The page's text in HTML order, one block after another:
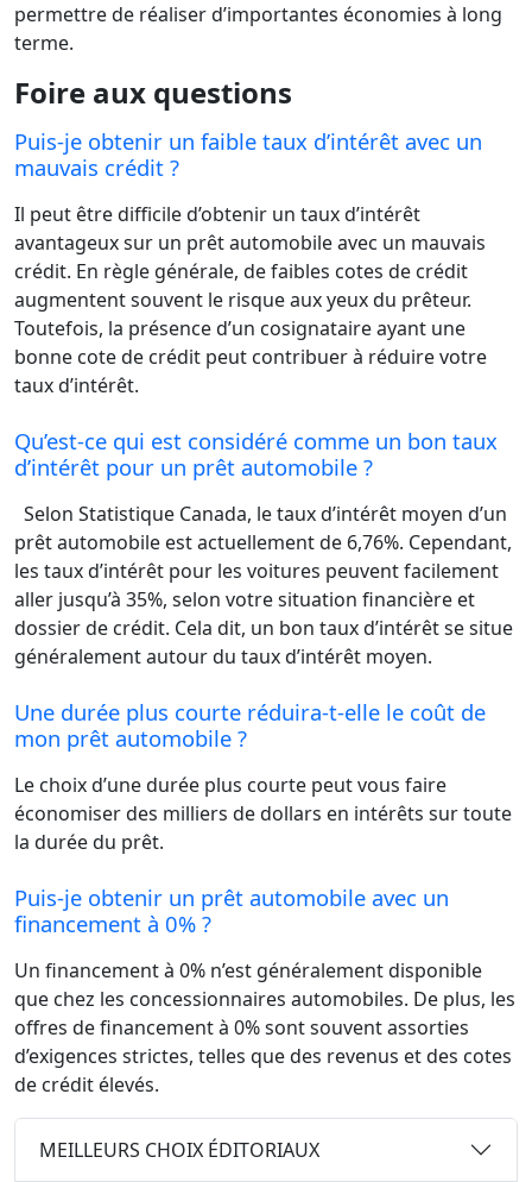
permettre de réaliser d’importantes économies à long
terme.
Foire aux questions
Puis-je obtenir un faible taux d’intérêt avec un
mauvais crédit ?
Il peut être difficile d’obtenir un taux d’intérêt
avantageux sur un prêt automobile avec un mauvais
crédit. En règle générale, de faibles cotes de crédit
augmentent souvent le risque aux yeux du prêteur.
Toutefois, la présence d’un cosignataire ayant une
bonne cote de crédit peut contribuer à réduire votre
taux d’intérêt.
Qu’est-ce qui est considéré comme un bon taux
d’intérêt pour un prêt automobile ?
Selon Statistique Canada, le taux d’intérêt moyen d’un
prêt automobile est actuellement de 6,76%. Cependant,
les taux d’intérêt pour les voitures peuvent facilement
aller jusqu’à 35%, selon votre situation financière et
dossier de crédit. Cela dit, un bon taux d’intérêt se situe
généralement autour du taux d’intérêt moyen.
Une durée plus courte réduira-t-elle le coût de
mon prêt automobile ?
Le choix d’une durée plus courte peut vous faire
économiser des milliers de dollars en intérêts sur toute
la durée du prêt.
Puis-je obtenir un prêt automobile avec un
financement à 0% ?
Un financement à 0% n’est généralement disponible
que chez les concessionnaires automobiles. De plus, les
offres de financement à 0% sont souvent assorties
d’exigences strictes, telles que des revenus et des cotes
de crédit élevés.
MEILLEURS CHOIX ÉDITORIAUX